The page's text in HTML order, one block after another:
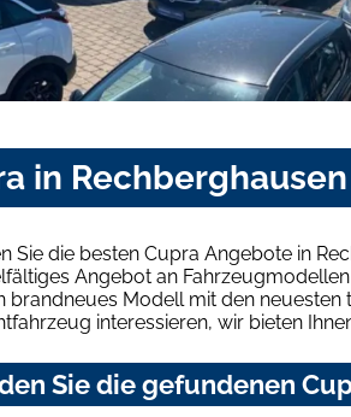
in
Sie die besten Cupra Angebote in
Angebot an
brandneues Modell mit den
interessieren, wir bieten
Sie die gefundenen